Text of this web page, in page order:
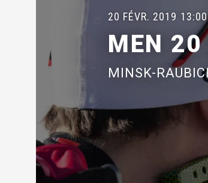
20 FÉVR. 2019 13:00
MEN 20
MINSK-